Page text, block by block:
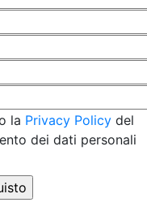
la Privacy Policy del
dei dati personali